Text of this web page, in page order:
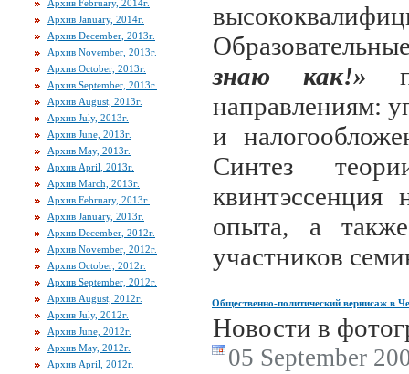
Архив February, 2014г.
Архив January, 2014г.
Архив December, 2013г.
Архив November, 2013г.
Архив October, 2013г.
Архив September, 2013г.
Архив August, 2013г.
Архив July, 2013г.
Архив June, 2013г.
Архив May, 2013г.
Архив April, 2013г.
Архив March, 2013г.
Архив February, 2013г.
Архив January, 2013г.
Архив December, 2012г.
Архив November, 2012г.
Архив October, 2012г.
Архив September, 2012г.
Архив August, 2012г.
Архив July, 2012г.
Архив June, 2012г.
Архив May, 2012г.
Архив April, 2012г.
знаю как!»
направлениям:
и
Синтез
опыта, а
участников
Общественно-политический вернисаж в
Новости в
05 September